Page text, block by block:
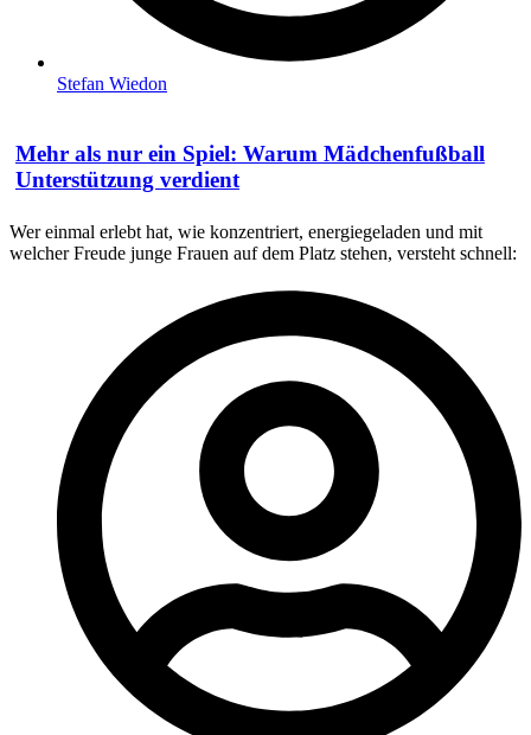
Stefan Wiedon
Mehr als nur ein Spiel: Warum Mädchenfußball
Unterstützung verdient
Wer einmal erlebt hat, wie konzentriert, energiegeladen und mit
welcher Freude junge Frauen auf dem Platz stehen, versteht schnell: